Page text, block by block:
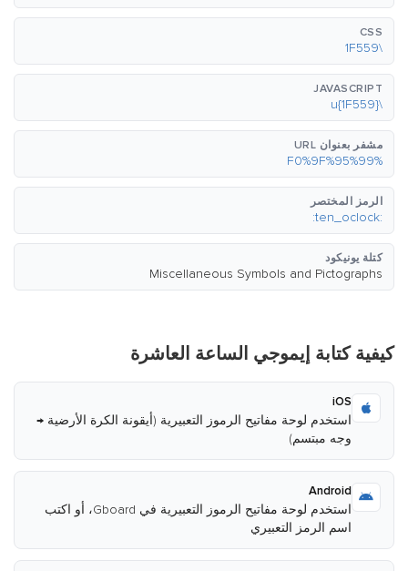
CSS
\1F559
JAVASCRIPT
\u{1F559}
مشفر بعنوان URL
%F0%9F%95%99
الرمز المختصر
:ten_oclock:
كتلة يونيكود
Miscellaneous Symbols and Pictographs
كيفية كتابة إيموجي الساعة العاشرة
iOS
استخدم لوحة مفاتيح الرموز التعبيرية (أيقونة الكرة الأرضية →
وجه مبتسم)
Android
استخدم لوحة مفاتيح الرموز التعبيرية في Gboard، أو اكتب
اسم الرمز التعبيري